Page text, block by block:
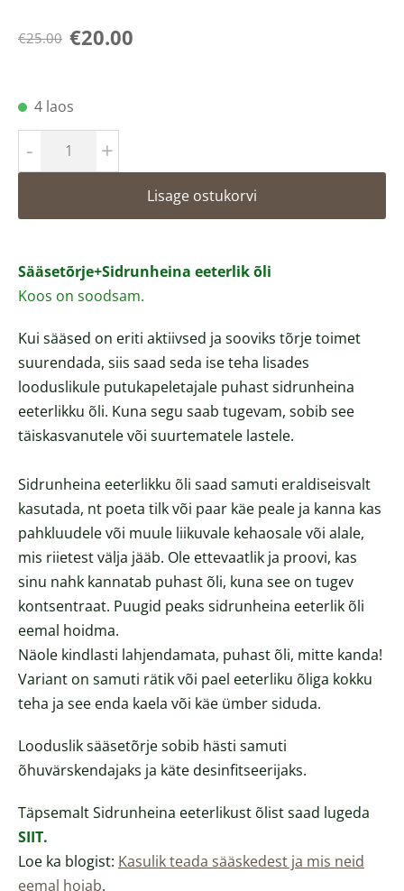
€25.00 €20.00
4 laos
- +
Lisage ostukorvi
Sääsetõrje+Sidrunheina eeterlik õli
Koos on soodsam.
Kui sääsed on eriti aktiivsed ja sooviks tõrje toimet
suurendada, siis saad seda ise teha lisades
looduslikule putukapeletajale puhast sidrunheina
eeterlikku õli. Kuna segu saab tugevam, sobib see
täiskasvanutele või suurtematele lastele.
Sidrunheina eeterlikku õli saad samuti eraldiseisvalt
kasutada, nt poeta tilk või paar käe peale ja kanna kas
pahkluudele või muule liikuvale kehaosale või alale,
mis riietest välja jääb. Ole ettevaatlik ja proovi, kas
sinu nahk kannatab puhast õli, kuna see on tugev
kontsentraat. Puugid peaks sidrunheina eeterlik õli
eemal hoidma.
Näole kindlasti lahjendamata, puhast õli, mitte kanda!
Variant on samuti rätik või pael eeterliku õliga kokku
teha ja see enda kaela või käe ümber siduda.
Looduslik sääsetõrje sobib hästi samuti
õhuvärskendajaks ja käte desinfitseerijaks.
Täpsemalt Sidrunheina eeterlikust õlist saad lugeda
SIIT.
Loe ka blogist: Kasulik teada sääskedest ja mis neid
eemal hoiab.